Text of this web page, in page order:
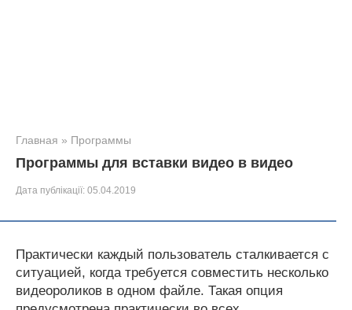
Главная » Программы
Программы для вставки видео в видео
Дата публікації: 05.04.2019
Практически каждый пользователь сталкивается с
ситуацией, когда требуется совместить несколько
видеороликов в одном файле. Такая опция